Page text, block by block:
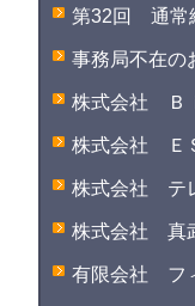
第32回 通常
事務局不在の
株式会社 Ｂ
株式会社 Ｅ
株式会社 テ
株式会社 真
有限会社 フ